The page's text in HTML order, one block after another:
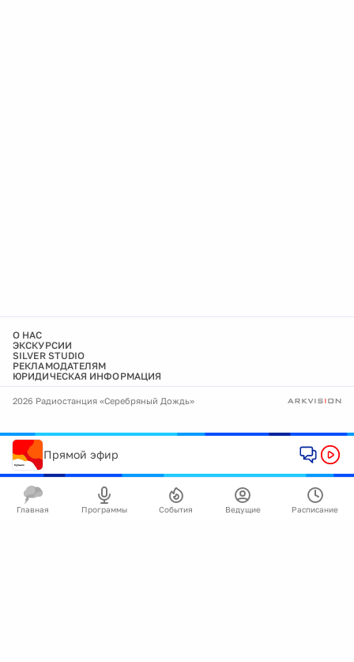
О НАС
ЭКСКУРСИИ
SILVER STUDIO
РЕКЛАМОДАТЕЛЯМ
ЮРИДИЧЕСКАЯ ИНФОРМАЦИЯ
2026 Радиостанция «Серебряный Дождь»
Прямой эфир
Главная Программы События Ведущие Расписание